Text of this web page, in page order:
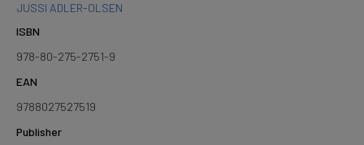
JUSSI ADLER-OLSEN
ISBN
978-80-275-2751-9
EAN
9788027527519
Publisher